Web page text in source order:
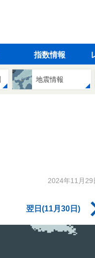
指数情報
地震情報
2024年11月29
翌日(11月30日)